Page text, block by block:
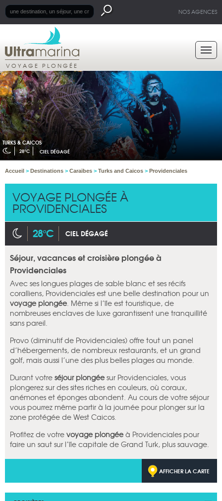
NOS AGENCES
VOYAGE PLONGÉE
TURKS & CAICOS
28°C CIEL DÉGAGÉ
Accueil > Destinations > Caraïbes > Turks and Caicos > Providenciales
VOYAGE PLONGÉE À
PROVIDENCIALES
28°C CIEL DÉGAGÉ
Séjour, vacances et croisière plongée à
Providenciales
Avec ses longues plages de sable blanc et ses récifs
coralliens, Providenciales est une belle destination pour un
voyage plongée. Même si l’île est touristique, de
nombreuses enclaves de luxe garantissent une tranquillité
sans pareil.
Provo (diminutif de Providenciales) offre tout un panel
d’hébergements, de nombreux restaurants, et un grand
golf, mais aussi l’une des plus belles plages au monde.
Durant votre séjour plongée sur Providenciales, vous
plongerez sur des sites riches en couleurs, où coraux,
anémones et éponges abondent. Au cours de votre séjour
vous pourrez même partir à la journée pour plonger sur la
zone protégée de West Caicos.
Profitez de votre voyage plongée à Providenciales pour
faire un saut sur l’île capitale de Grand Turk, plus sauvage.
AFFICHER LA CARTE